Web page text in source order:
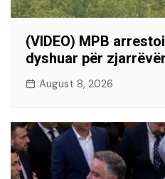
(VIDEO) MPB
dyshuar për
August 8, 2026